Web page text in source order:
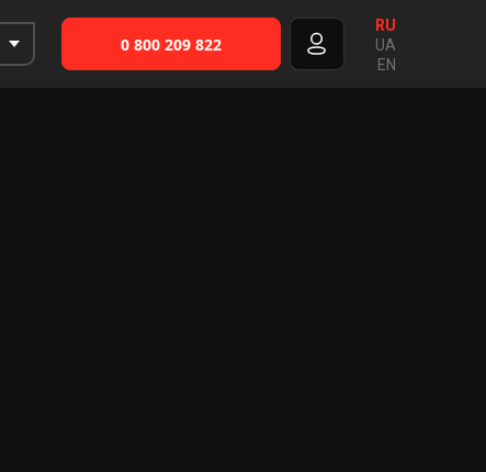
0 800 209 822
RU
UA
EN